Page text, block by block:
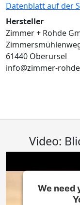
Datenblatt auf der
Hersteller
Zimmer + Rohde
61440 Oberursel
info@zimmer-
Video:
We need